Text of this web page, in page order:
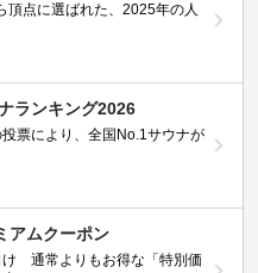
頂点に選ばれた、2025年の人
ランキング2026
票により、全国No.1サウナが
アムクーポン
け 通常よりもお得な「特別価